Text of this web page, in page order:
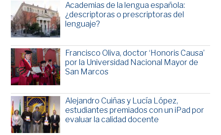
Academias de la lengua española:
¿descriptoras o prescriptoras del
lenguaje?
Francisco Oliva, doctor ‘Honoris Causa’
por la Universidad Nacional Mayor de
San Marcos
Alejandro Cuiñas y Lucía López,
estudiantes premiados con un iPad por
evaluar la calidad docente